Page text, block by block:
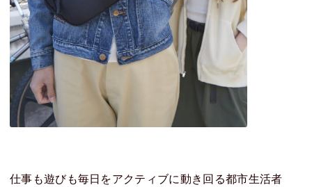
仕事も遊びも毎日をアクティブに動き回る都市生活者